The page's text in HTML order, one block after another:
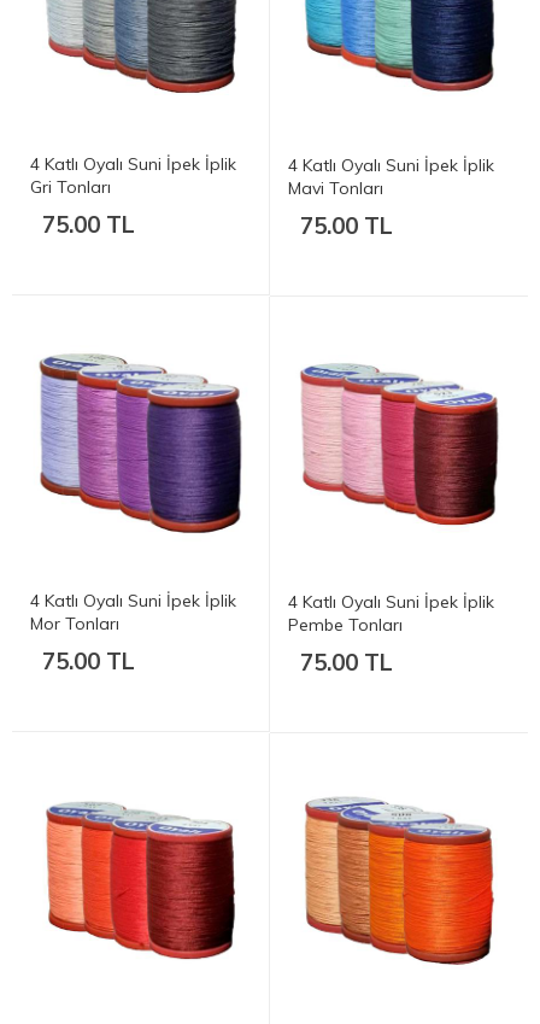
4 Katlı Oyalı Suni İpek İplik
Gri Tonları
75.00 TL
4 Katlı Oyalı Suni İpek İplik
Mavi Tonları
75.00 TL
4 Katlı Oyalı Suni İpek İplik
Mor Tonları
75.00 TL
4 Katlı Oyalı Suni İpek İplik
Pembe Tonları
75.00 TL